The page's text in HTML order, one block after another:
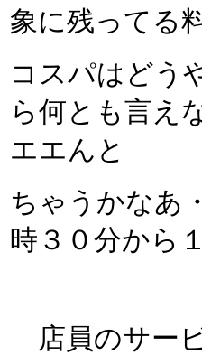
象に残ってる
コスパはどう
ら何とも言え
エエんと
ちゃうかなあ
時３０分から
店員のサー